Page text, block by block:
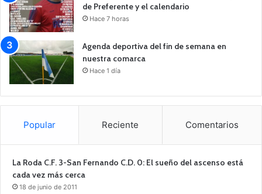
de Preferente y el calendario
Hace 7 horas
Agenda deportiva del fin de semana en
nuestra comarca
Hace 1 día
Popular Reciente Comentarios
La Roda C.F. 3-San Fernando C.D. 0: El sueño del ascenso está
cada vez más cerca
18 de junio de 2011